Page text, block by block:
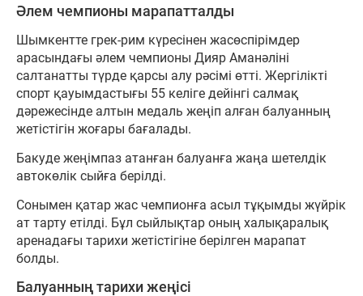
Әлем чемпионы марапатталды
Шымкентте грек-рим күресінен жасөспірімдер
арасындағы әлем чемпионы Дияр Аманәліні
салтанатты түрде қарсы алу рәсімі өтті. Жергілікті
спорт қауымдастығы 55 келіге дейінгі салмақ
дәрежесінде алтын медаль жеңіп алған балуанның
жетістігін жоғары бағалады.
Бакуде жеңімпаз атанған балуанға жаңа шетелдік
автокөлік сыйға берілді.
Сонымен қатар жас чемпионға асыл тұқымды жүйрік
ат тарту етілді. Бұл сыйлықтар оның халықаралық
аренадағы тарихи жетістігіне берілген марапат
болды.
Балуанның тарихи жеңісі